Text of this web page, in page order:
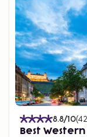
8.8/10(
Best